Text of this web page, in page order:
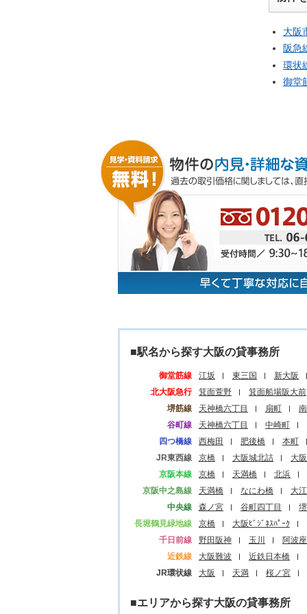
大阪
阪急
環状
御堂
■駅名から探す大阪の貸事務所
御堂筋線 江坂 東三国
新大阪
北大阪急行
箕面萱野
箕面船場阪大前
堺筋線
天神橋六丁目 扇町
谷町線
天神橋六丁目
中崎町
四つ橋線
西梅田 肥後橋
本町
JR東西線
京橋 大阪城北詰
大
京阪本線
京橋 天満橋
北浜
京阪中之島線
天満橋 なにわ橋
大
中央線
森ノ宮 谷町四丁目
長堀鶴見緑地線
京橋
大阪ﾋﾞｼﾞﾈｽﾊﾟｰｸ
千日前線
野田阪神 玉川
阿波座
近鉄線
大阪難波
近鉄日本橋
JR環状線
大阪 天満 桜ノ宮
■エリアから探す大阪の貸事務所